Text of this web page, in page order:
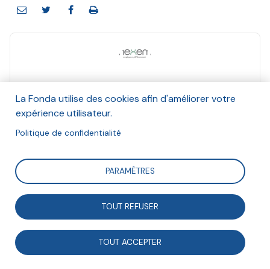
Et Unapei, Marie-Aleth Grard, ATD Quart-Monde,
Singa, Claire Thoury, Le Mouvement associatif
Octobre 2022
Suivre
Distinct de la fonction publique et du secteur privé
lucratif, le modèle associatif est spécifique :
indépendant dans son organisation des pouvoirs
La Fonda utilise des cookies afin d'améliorer votre
expérience utilisateur.
Politique de confidentialité
PARAMÈTRES
TOUT REFUSER
TOUT ACCEPTER